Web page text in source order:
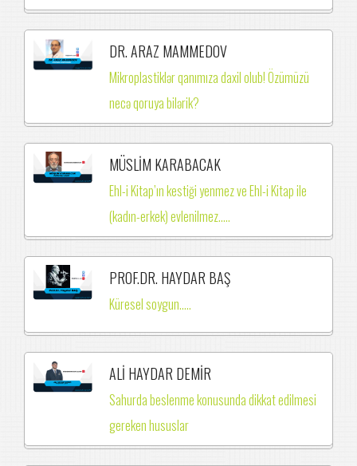
DR. ARAZ MAMMEDOV
Mikroplastiklər qanımıza daxil olub! Özümüzü
necə qoruya bilərik?
MÜSLİM KARABACAK
Ehl-i Kitap’ın kestiği yenmez ve Ehl-i Kitap ile
(kadın-erkek) evlenilmez.….
PROF.DR. HAYDAR BAŞ
Küresel soygun.....
ALİ HAYDAR DEMİR
Sahurda beslenme konusunda dikkat edilmesi
gereken hususlar